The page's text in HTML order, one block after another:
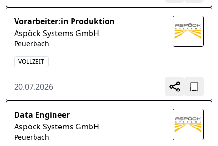
Vorarbeiter:in Produktion
Aspöck Systems GmbH
Peuerbach
VOLLZEIT
20.07.2026
Data Engineer
Aspöck Systems GmbH
Peuerbach